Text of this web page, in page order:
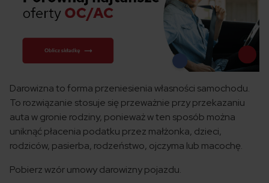
Darowizna to forma przeniesienia własności samochodu.
To rozwiązanie stosuje się przeważnie przy przekazaniu
auta w gronie rodziny, ponieważ w ten sposób można
uniknąć płacenia podatku przez małżonka, dzieci,
rodziców, pasierba, rodzeństwo, ojczyma lub macochę.
Pobierz wzór umowy darowizny pojazdu.